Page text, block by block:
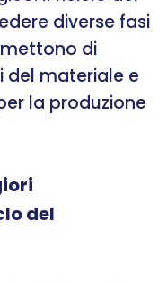
diverse fasi
di
del materiale e
la produzione
del